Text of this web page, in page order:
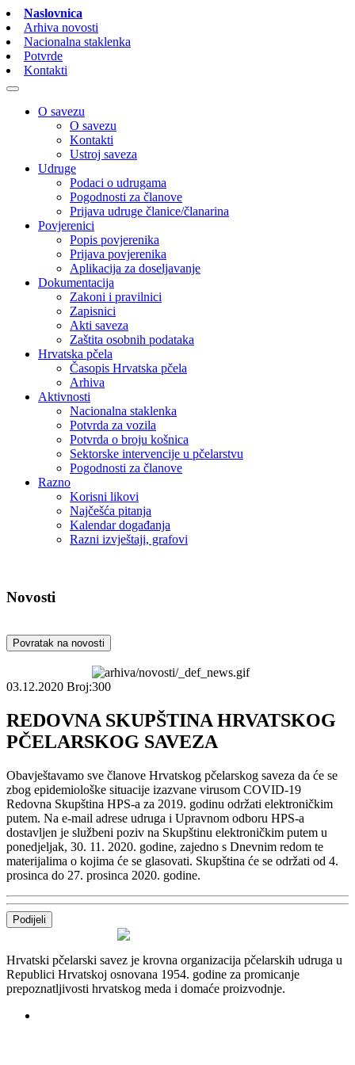
Naslovnica
Arhiva novosti
Nacionalna staklenka
Potvrde
Kontakti
O savezu
O savezu
Kontakti
Ustroj saveza
Udruge
Podaci o udrugama
Pogodnosti za članove
Prijava udruge članice/članarina
Povjerenici
Popis povjerenika
Prijava povjerenika
Aplikacija za doseljavanje
Dokumentacija
Zakoni i pravilnici
Zapisnici
Akti saveza
Zaštita osobnih podataka
Hrvatska pčela
Časopis Hrvatska pčela
Arhiva
Aktivnosti
Nacionalna staklenka
Potvrda za vozila
Potvrda o broju košnica
Sektorske intervencije u pčelarstvu
Pogodnosti za članove
Razno
Korisni likovi
Najčešća pitanja
Kalendar događanja
Razni izvještaji, grafovi
Novosti
Povratak na novosti
03.12.2020 Broj:300
REDOVNA SKUPŠTINA HRVATSKOG
PČELARSKOG SAVEZA
Obavještavamo sve članove Hrvatskog pčelarskog saveza da će se
zbog epidemiološke situacije izazvane virusom COVID-19
Redovna Skupština HPS-a za 2019. godinu održati elektroničkim
putem. Na e-mail adrese udruga i Upravnom odboru HPS-a
dostavljen je službeni poziv na Skupštinu elektroničkim putem u
ponedjeljak, 30. 11. 2020. godine, zajedno s Dnevnim redom te
materijalima o kojima će se glasovati. Skupština će se održati od 4.
prosinca do 27. prosinca 2020. godine.
Podijeli
Hrvatski pčelarski savez je krovna organizacija pčelarskih udruga u
Republici Hrvatskoj osnovana 1954. godine za promicanje
prepoznatljivosti hrvatskog meda i domaće proizvodnje.